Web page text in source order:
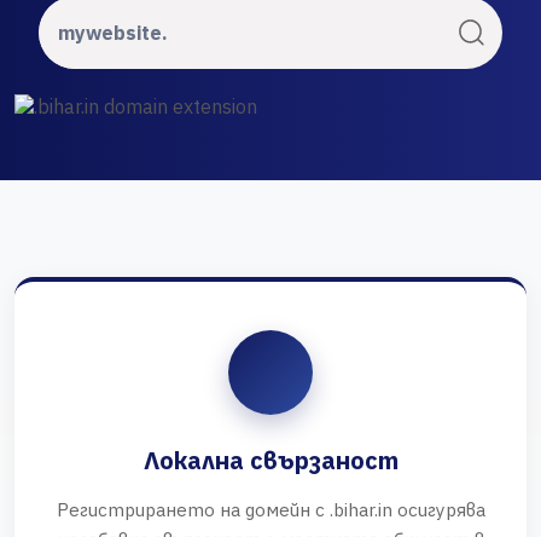
Локална свързаност
Регистрирането на домейн с .bihar.in осигурява